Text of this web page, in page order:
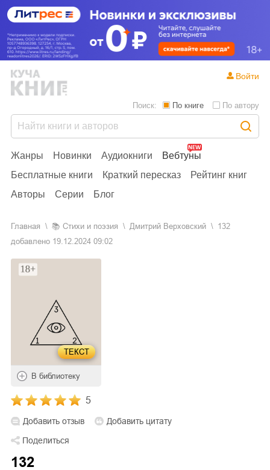
Жанры Новинки Аудиокниги
Вебтуны
Бесплатные книги
Краткий пересказ
Рейтинг книг
Авторы
Серии Блог
Поиск: По книге По автору
Войти
Главная 📚 стихи и поэзия Дмитрий Верховский
132
добавлено 19.12.2024 09:02
ТЕКСТ
В библиотеку
5
Добавить отзыв
Добавить цитату
Поделиться
132